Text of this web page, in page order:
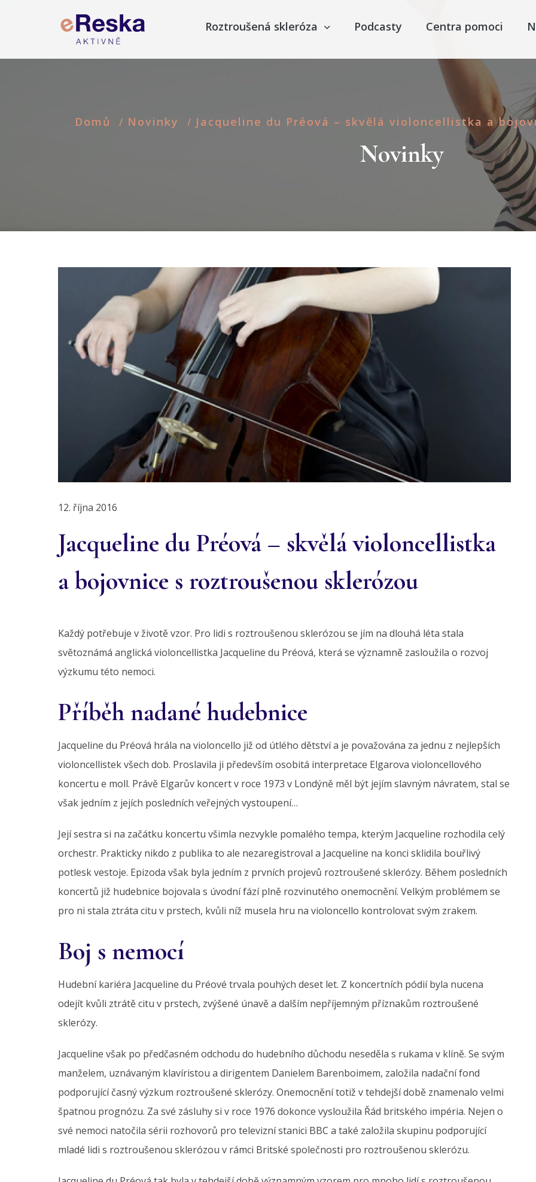
Roztroušená skleróza Podcasty Centra pomoci
Domů / Novinky / Jacqueline du Préová – skvělá violoncellistka a
Novinky
12. října 2016
Jacqueline du Préová – skvělá violoncellistka
a bojovnice s roztroušenou sklerózou
Každý potřebuje v životě vzor. Pro lidi s roztroušenou sklerózou se jím na dlouhá léta stala
světoznámá anglická violoncellistka Jacqueline du Préová, která se významně zasloužila o rozvoj
výzkumu této nemoci.
Příběh nadané hudebnice
Jacqueline du Préová hrála na violoncello již od útlého dětství a je považována za jednu z nejlepších
violoncellistek všech dob. Proslavila ji především osobitá interpretace Elgarova violoncellového
koncertu e moll. Právě Elgarův koncert v roce 1973 v Londýně měl být jejím slavným návratem, stal se
však jedním z jejích posledních veřejných vystoupení…
Její sestra si na začátku koncertu všimla nezvykle pomalého tempa, kterým Jacqueline rozhodila celý
orchestr. Prakticky nikdo z publika to ale nezaregistroval a Jacqueline na konci sklidila bouřlivý
potlesk vestoje. Epizoda však byla jedním z prvních projevů roztroušené sklerózy. Během posledních
koncertů již hudebnice bojovala s úvodní fází plně rozvinutého onemocnění. Velkým problémem se
pro ni stala ztráta citu v prstech, kvůli níž musela hru na violoncello kontrolovat svým zrakem.
Boj s nemocí
Hudební kariéra Jacqueline du Préové trvala pouhých deset let. Z koncertních pódií byla nucena
odejít kvůli ztrátě citu v prstech, zvýšené únavě a dalším nepříjemným příznakům roztroušené
sklerózy.
Jacqueline však po předčasném odchodu do hudebního důchodu neseděla s rukama v klíně. Se svým
manželem, uznávaným klavíristou a dirigentem Danielem Barenboimem, založila nadační fond
podporující časný výzkum roztroušené sklerózy. Onemocnění totiž v tehdejší době znamenalo velmi
špatnou prognózu. Za své zásluhy si v roce 1976 dokonce vysloužila Řád britského impéria. Nejen o
své nemoci natočila sérii rozhovorů pro televizní stanici BBC a také založila skupinu podporující
mladé lidi s roztroušenou sklerózou v rámci Britské společnosti pro roztroušenou sklerózu.